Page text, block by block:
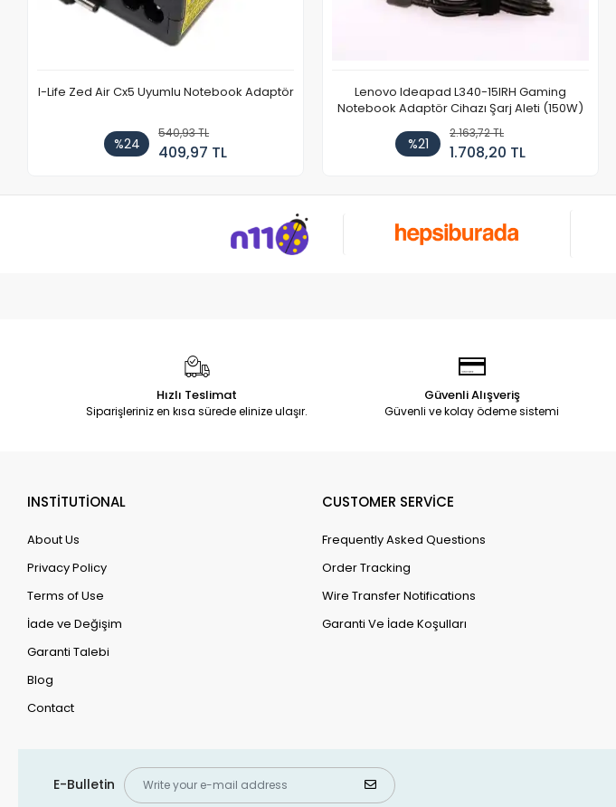
I-Life Zed Air Cx5 Uyumlu Notebook Adaptör
%24
540,93 TL
409,97 TL
Lenovo Ideapad L340-15IRH Gaming
Notebook Adaptör Cihazı Şarj Aleti (150W)
%21
2.163,72 TL
1.708,20 TL
Hızlı Teslimat
Siparişleriniz en kısa sürede elinize ulaşır.
Güvenli Alışveriş
Güvenli ve kolay ödeme sistemi
INSTİTUTİONAL
About Us
Privacy Policy
Terms of Use
İade ve Değişim
Garanti Talebi
Blog
Contact
CUSTOMER SERVİCE
Frequently Asked Questions
Order Tracking
Wire Transfer Notifications
Garanti Ve İade Koşulları
E-Bulletin